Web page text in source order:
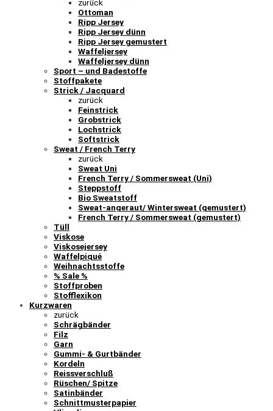
zurück
Ottoman
Ripp Jersey
Ripp Jersey dünn
Ripp Jersey gemustert
Waffeljersey
Waffeljersey dünn
Sport – und Badestoffe
Stoffpakete
Strick / Jacquard
zurück
Feinstrick
Grobstrick
Lochstrick
Softstrick
Sweat / French Terry
zurück
Sweat Uni
French Terry / Sommersweat (Uni)
Steppstoff
Bio Sweatstoff
Sweat-angeraut/ Wintersweat (gemustert)
French Terry / Sommersweat (gemustert)
Tüll
Viskose
Viskosejersey
Waffelpiqué
Weihnachtsstoffe
% Sale %
Stoffproben
Stofflexikon
Kurzwaren
zurück
Schrägbänder
Filz
Garn
Gummi- & Gurtbänder
Kordeln
Reissverschluß
Rüschen/ Spitze
Satinbänder
Schnittmusterpapier